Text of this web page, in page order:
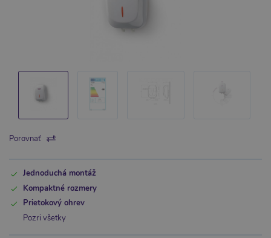
Porovnať
Jednoduchá montáž
Kompaktné rozmery
Prietokový ohrev
Pozri všetky